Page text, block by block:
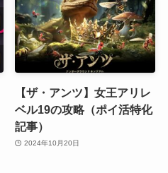
【ザ・アンツ】女王アリレ
ベル19の攻略（ポイ活特化
記事）
2024年10月20日